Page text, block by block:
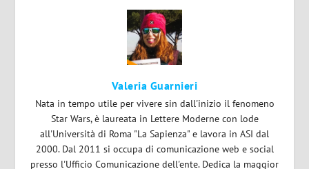
Valeria Guarnieri
Nata in tempo utile per vivere sin dall'inizio il fenomeno
Star Wars, è laureata in Lettere Moderne con lode
all'Università di Roma "La Sapienza" e lavora in ASI dal
2000. Dal 2011 si occupa di comunicazione web e social
presso l'Ufficio Comunicazione dell'ente. Dedica la maggior